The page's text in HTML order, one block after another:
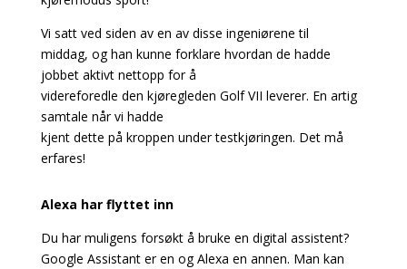
Vi satt ved siden av en av disse ingeniørene til
middag, og han kunne forklare hvordan de hadde
jobbet aktivt nettopp for å
videreforedle den kjøregleden Golf VII leverer. En artig
samtale når vi hadde
kjent dette på kroppen under testkjøringen. Det må
erfares!
Alexa har flyttet inn
Du har muligens forsøkt å bruke en digital assistent?
Google Assistant er en og Alexa en annen. Man kan